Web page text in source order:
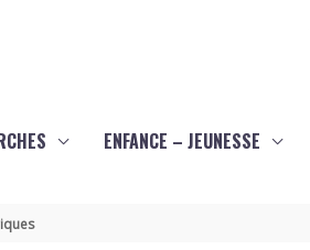
ENFANCE – JEUNESSE